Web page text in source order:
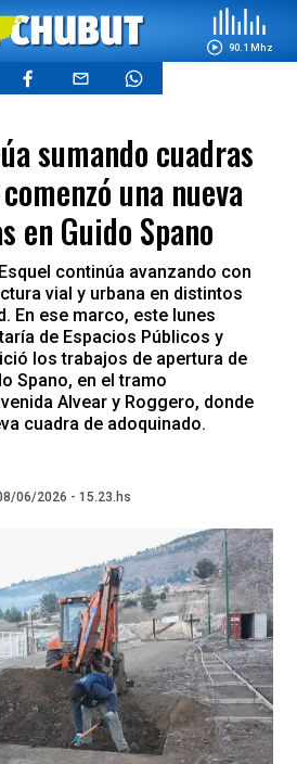
90.1 Mhz
sumando cuadras
una nueva
en Guido Spano
continúa avanzando con
vial y urbana en distintos
En ese marco, este lunes
de Espacios Públicos y
los trabajos de apertura de
Spano, en el tramo
Alvear y Roggero, donde
cuadra de adoquinado.
06/2026 - 15.23.hs